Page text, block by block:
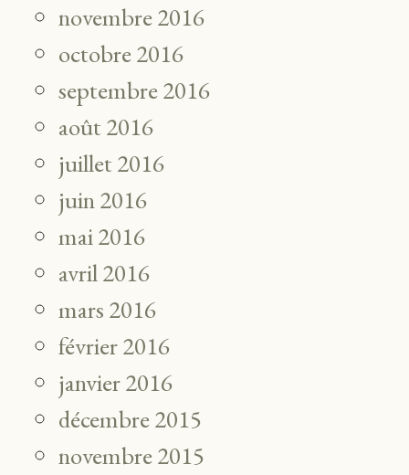
novembre 2016
octobre 2016
septembre 2016
août 2016
juillet 2016
juin 2016
mai 2016
avril 2016
mars 2016
février 2016
janvier 2016
décembre 2015
novembre 2015